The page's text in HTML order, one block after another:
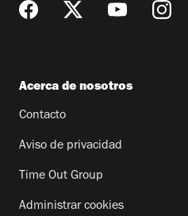
Acerca de nosotros
Contacto
Aviso de privacidad
Time Out Group
Administrar cookies